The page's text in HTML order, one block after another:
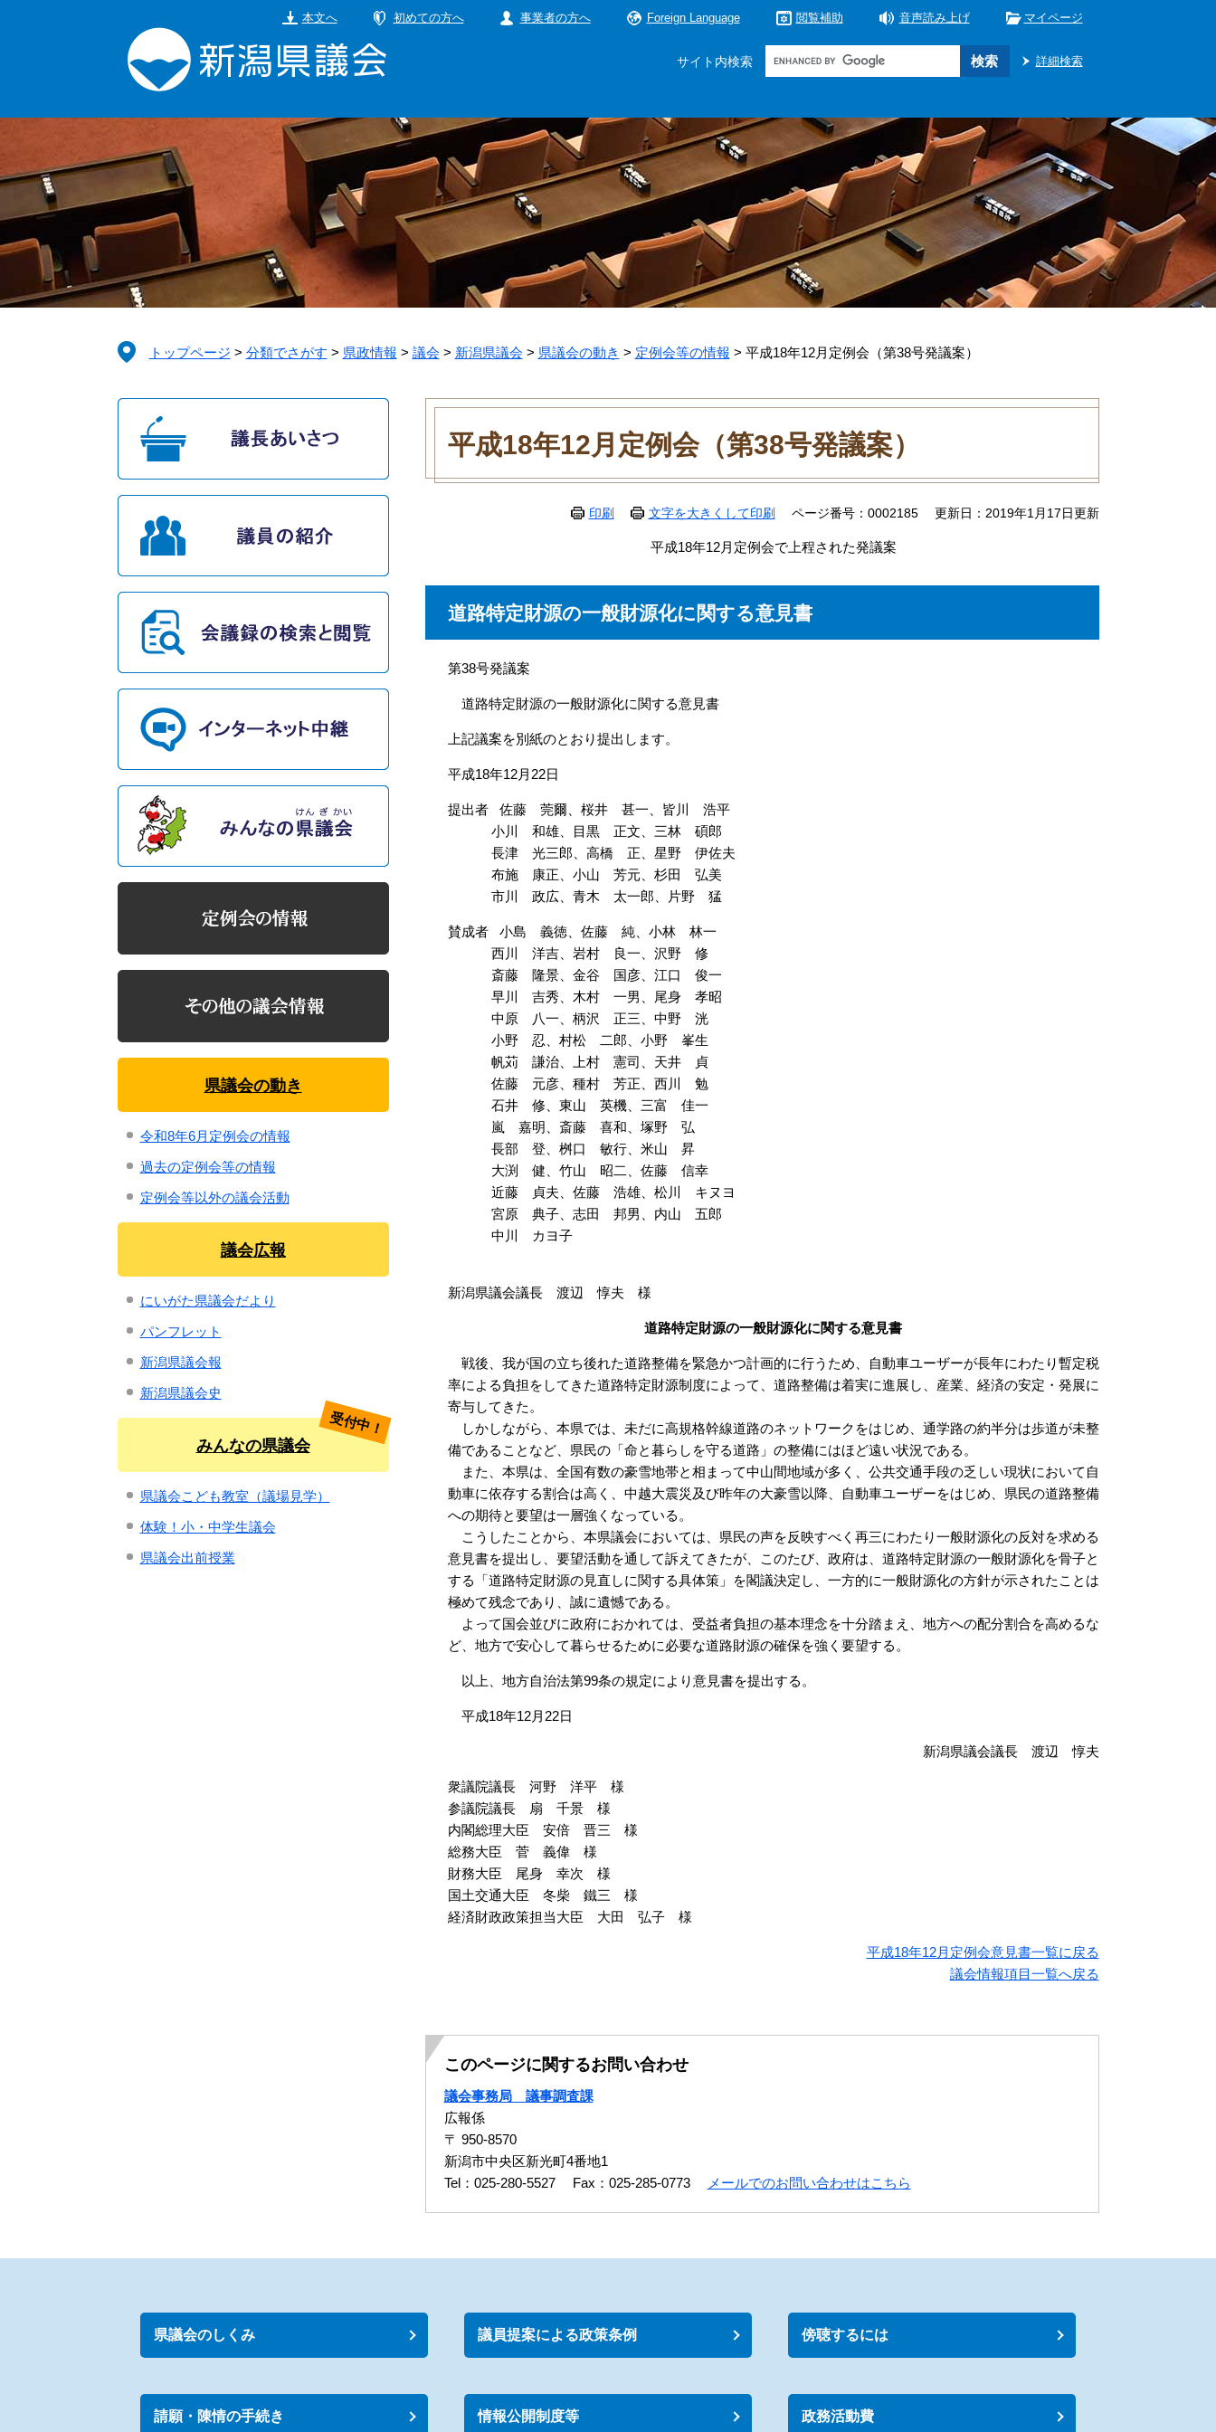
頭
飛
て
へ
本文へ 初めての方へ 事業者の方へ Foreign Language 閲覧補助 音声読み上げ マイページ
サイト内検索
Google
ム
索
詳細検索
トップページ > 分類でさがす > 県政情報 > 議会 > 新潟県議会 > 県議会の動き > 定例会等の情報 > 平成18年12月定例会（第38号発議案）
本
平成18年12月定例会（第38号発議案）
印刷 文字を大きくして印刷 ページ番号：0002185 更新日：2019年1月17日更新
平成18年12月定例会で上程された発議案
道路特定財源の一般財源化に関する意見書
第38号発議案
道路特定財源の一般財源化に関する意見書
上記議案を別紙のとおり提出します。
平成18年12月22日
提出者 佐藤 莞爾、桜井 甚一、皆川 浩平
小川 和雄、目黒 正文、三林 碩郎
長津 光三郎、高橋 正、星野 伊佐夫
布施 康正、小山 芳元、杉田 弘美
市川 政広、青木 太一郎、片野 猛
賛成者 小島 義徳、佐藤 純、小林 林一
西川 洋吉、岩村 良一、沢野 修
斎藤 隆景、金谷 国彦、江口 俊一
早川 吉秀、木村 一男、尾身 孝昭
中原 八一、柄沢 正三、中野 洸
小野 忍、村松 二郎、小野 峯生
帆苅 謙治、上村 憲司、天井 貞
佐藤 元彦、種村 芳正、西川 勉
石井 修、東山 英機、三富 佳一
嵐 嘉明、斎藤 喜和、塚野 弘
長部 登、桝口 敏行、米山 昇
大渕 健、竹山 昭二、佐藤 信幸
近藤 貞夫、佐藤 浩雄、松川 キヌヨ
宮原 典子、志田 邦男、内山 五郎
中川 カヨ子
新潟県議会議長 渡辺 惇夫 様
道路特定財源の一般財源化に関する意見書
戦後、我が国の立ち後れた道路整備を緊急かつ計画的に行うため、自動車ユーザーが長年にわたり暫定税
率による負担をしてきた道路特定財源制度によって、道路整備は着実に進展し、産業、経済の安定・発展に
寄与してきた。
しかしながら、本県では、未だに高規格幹線道路のネットワークをはじめ、通学路の約半分は歩道が未整
備であることなど、県民の「命と暮らしを守る道路」の整備にはほど遠い状況である。
また、本県は、全国有数の豪雪地帯と相まって中山間地域が多く、公共交通手段の乏しい現状において自
動車に依存する割合は高く、中越大震災及び昨年の大豪雪以降、自動車ユーザーをはじめ、県民の道路整備
への期待と要望は一層強くなっている。
こうしたことから、本県議会においては、県民の声を反映すべく再三にわたり一般財源化の反対を求める
意見書を提出し、要望活動を通して訴えてきたが、このたび、政府は、道路特定財源の一般財源化を骨子と
する「道路特定財源の見直しに関する具体策」を閣議決定し、一方的に一般財源化の方針が示されたことは
極めて残念であり、誠に遺憾である。
よって国会並びに政府におかれては、受益者負担の基本理念を十分踏まえ、地方への配分割合を高めるな
ど、地方で安心して暮らせるために必要な道路財源の確保を強く要望する。
以上、地方自治法第99条の規定により意見書を提出する。
平成18年12月22日
新潟県議会議長 渡辺 惇夫
衆議院議長 河野 洋平 様
参議院議長 扇 千景 様
内閣総理大臣 安倍 晋三 様
総務大臣 菅 義偉 様
財務大臣 尾身 幸次 様
国土交通大臣 冬柴 鐵三 様
経済財政政策担当大臣 大田 弘子 様
平成18年12月定例会意見書一覧に戻る
議会情報項目一覧へ戻る
このページに関するお問い合わせ
議会事務局 議事調査課
広報係
〒 950-8570
新潟市中央区新光町4番地1
Tel：025-280-5527
Fax：025-285-0773 メールでのお問い合わせはこちら
県議会の動き
令和8年6月定例会の情報
過去の定例会等の情報
定例会等以外の議会活動
議会広報
にいがた県議会だより
パンフレット
新潟県議会報
新潟県議会史
みんなの県議会
受付中！
県議会こども教室（議場見学）
体験！小・中学生議会
県議会出前授業
県議会のしくみ 議員提案による政策条例 傍聴するには
請願・陳情の手続き 情報公開制度等 政務活動費